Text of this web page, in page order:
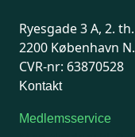
Ryesgade 3 A, 2. th.
2200 København N.
CVR-nr: 63870528
Kontakt
Medlemsservice